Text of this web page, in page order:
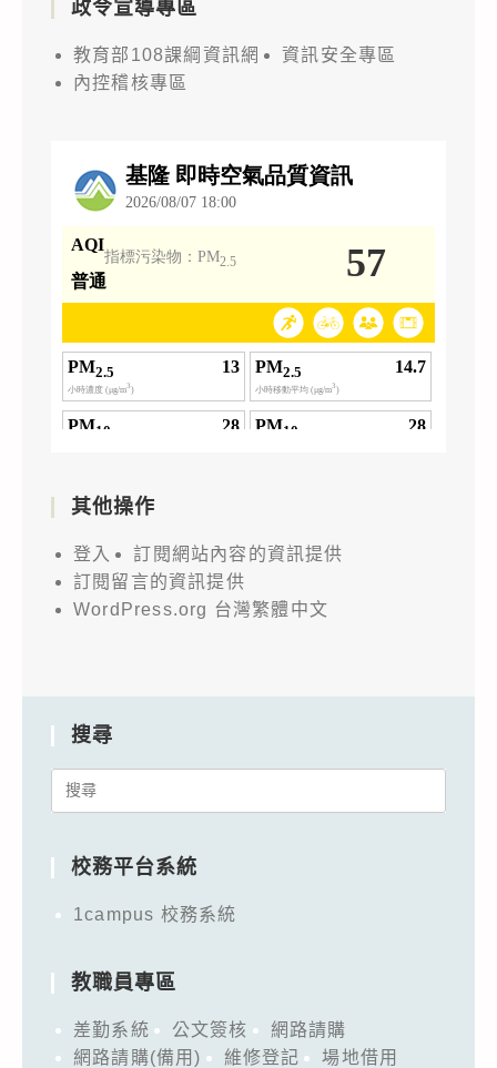
政令宣導專區
教育部108課綱資訊網
資訊安全專區
內控稽核專區
其他操作
登入
訂閱網站內容的資訊提供
訂閱留言的資訊提供
WordPress.org 台灣繁體中文
搜尋
Search
校務平台系統
1campus 校務系統
教職員專區
差勤系統 公文簽核
網路請購
網路請購(備用)
維修登記
場地借用